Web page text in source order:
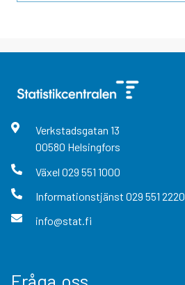
Verkstadsgatan 13
00580 Helsingfors
Växel 029 551 1000
Informationstjänst 029 551 2220
info@stat.fi
Fråga oss